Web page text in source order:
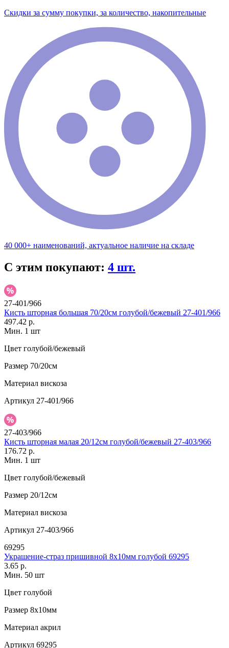
Скидки за сумму покупки, за количество, накопительные
40 000+ наименований, актуальное наличие на складе
С этим покупают: 4 шт.
27-401/966
Кисть шторная большая 70/20см голубой/бежевый 27-401/966
497.42 р.
Мин. 1 шт
Цвет голубой/бежевый
Размер 70/20см
Материал вискоза
Артикул 27-401/966
27-403/966
Кисть шторная малая 20/12см голубой/бежевый 27-403/966
176.72 р.
Мин. 1 шт
Цвет голубой/бежевый
Размер 20/12см
Материал вискоза
Артикул 27-403/966
69295
Украшение-страз пришивной 8х10мм голубой 69295
3.65 р.
Мин. 50 шт
Цвет голубой
Размер 8х10мм
Материал акрил
Артикул 69295